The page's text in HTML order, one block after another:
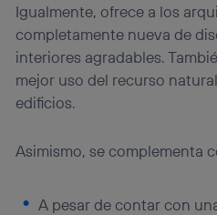
Igualmente, ofrece a los
completamente nueva de
interiores agradables.
mejor uso del recurso
edificios.
Asimismo, se complementa
A pesar de contar con